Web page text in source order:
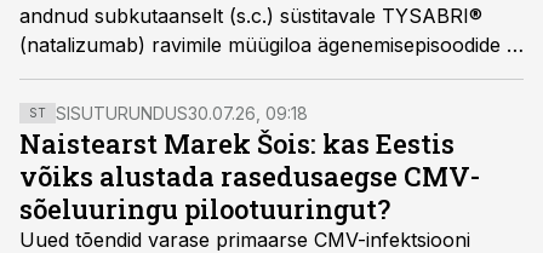
andnud subkutaanselt (s.c.) süstitavale TYSABRI®
(natalizumab) ravimile müügiloa ägenemisepisoodide ja
remissioonidega kulgevasclerosis multiplex`i (RRMS)
raviks. Uue manustamisviisi tõhusus ja ohutus on
samaväärsed TYSABRI (natalizumab) intravenoosse
(i.v.) ravimvormi omaga, tuginedes pikaajalisel
kasutamisel kogutud andmetele, tõestatud kliinilistele
eelistele ja selgele ohutusprofiilile.1, 2, 3
ST SISUTURUNDUS30.07.26, 09:18
Naistearst Marek Šois: kas Eestis
võiks alustada rasedusaegse CMV-
sõeluuringu pilootuuringut?
Uued tõendid varase primaarse CMV-infektsiooni